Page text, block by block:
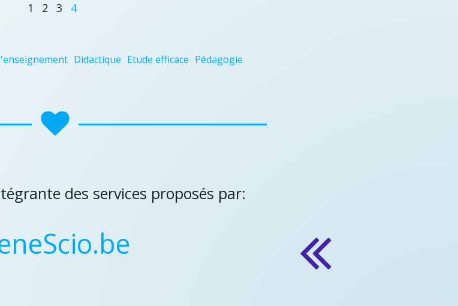
1 2 3 4
Didactique Etude efficace Pédagogie
des services proposés par: